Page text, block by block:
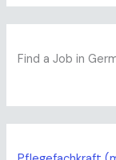
Find a Job in